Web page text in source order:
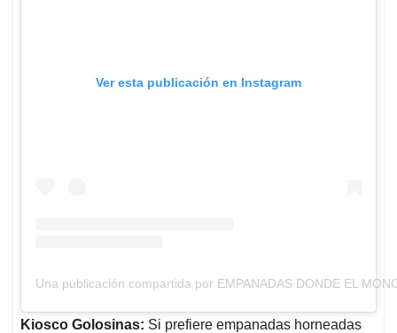
Ver esta publicación en Instagram
Una publicación compartida por EMPANADAS DONDE EL
Kiosco Golosinas: Si prefiere empanadas horneadas